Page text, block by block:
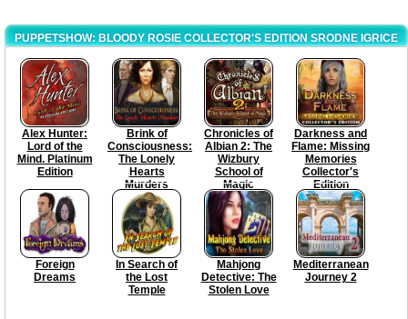
PUPPETSHOW: BLOODY ROSIE COLLECTOR'S EDITION SRODNE IGRICE
Alex Hunter:
Lord of the
Mind. Platinum
Edition
Brink of
Consciousness:
The Lonely
Hearts
Murders
Chronicles of
Albian 2: The
Wizbury
School of
Magic
Darkness and
Flame: Missing
Memories
Collector's
Edition
Foreign
Dreams
In Search of
the Lost
Temple
Mahjong
Detective: The
Stolen Love
Mediterranean
Journey 2